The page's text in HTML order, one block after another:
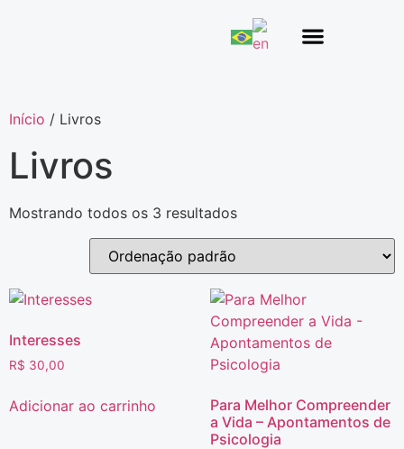
Início / Livros
Livros
Mostrando todos os 3 resultados
Interesses
R$ 30,00
Adicionar ao carrinho
Para Melhor Compreender
a Vida – Apontamentos de
Psicologia